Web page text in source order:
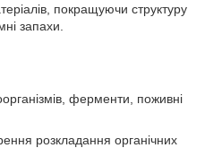
покращуючи структуру
запахи.
ферменти, поживні
розкладання органічних